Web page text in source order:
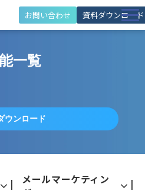
お問い合わせ 資料ダウンロード
能
用シーン
ポート
一覧
ウンロード
メールマーケティン